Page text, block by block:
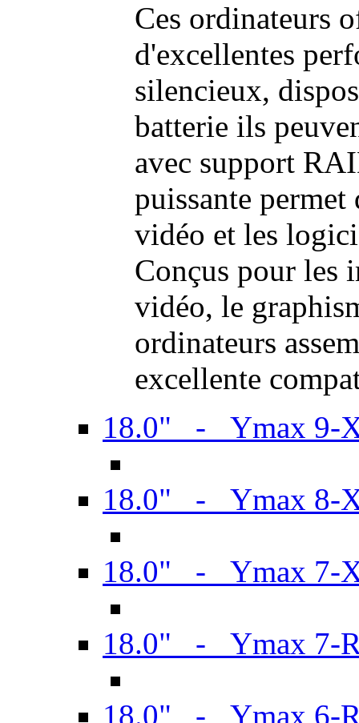
Ces ordinateurs
d'excellentes
silencieux,
batterie ils
avec support
puissante permet
vidéo et les
Conçus pour les
vidéo, le
ordinateurs
excellente
18.0" - Ymax 9-
18.0" - Ymax 8-
18.0" - Ymax 7-
18.0" - Ymax 7-
18.0" - Ymax 6-